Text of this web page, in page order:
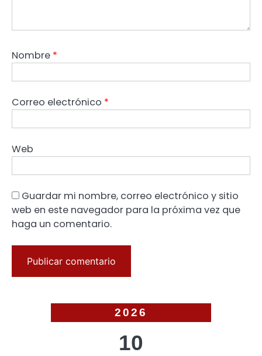
Nombre *
Correo electrónico *
Web
Guardar mi nombre, correo electrónico y sitio
web en este navegador para la próxima vez que
haga un comentario.
2026
10